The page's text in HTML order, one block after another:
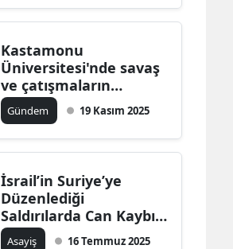
Kastamonu
Üniversitesi'nde savaş
ve çatışmaların
kurallara
bağlanmasının önemi
konuşuldu
Gündem 19 Kasım 2025
İsrail’in Suriye’ye
Düzenlediği
Saldırılarda Can Kaybı
Altıya Yükseldi
Asayiş 16 Temmuz 2025